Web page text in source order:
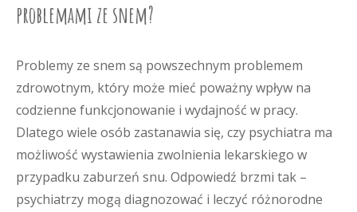
problemami ze snem?
Problemy ze snem są powszechnym problemem
zdrowotnym, który może mieć poważny wpływ na
codzienne funkcjonowanie i wydajność w pracy.
Dlatego wiele osób zastanawia się, czy psychiatra ma
możliwość wystawienia zwolnienia lekarskiego w
przypadku zaburzeń snu. Odpowiedź brzmi tak –
psychiatrzy mogą diagnozować i leczyć różnorodne